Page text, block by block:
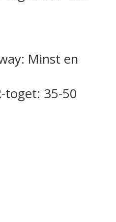
Minst en
toget: 35-50